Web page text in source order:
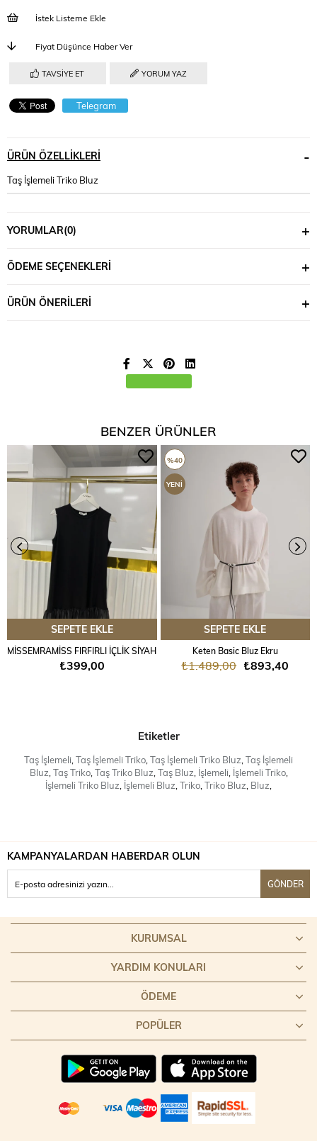
İstek Listeme Ekle
Fiyat Düşünce Haber Ver
TAVSIYE ET YORUM YAZ
Telegram
ÜRÜN ÖZELLIKLERI
Taş İşlemeli Triko Bluz
YORUMLAR(0)
ÖDEME SEÇENEKLERI
ÜRÜN ÖNERILERI
BENZER ÜRÜNLER
SEPETE EKLE
MİSSEMRAMİSS FIRFIRLI İÇLİK SİYAH
₺399,00
SEPETE EKLE
Keten Basic Bluz Ekru
₺893,40
₺1.489,00
%40
YENI
Etiketler
Taş İşlemeli Taş İşlemeli Triko Taş İşlemeli Triko Bluz Taş İşlemeli
Bluz Taş Triko, Taş Triko Bluz Taş Bluz İşlemeli, İşlemeli Triko,
İşlemeli Triko Bluz İşlemeli Bluz Triko Triko Bluz Bluz
KAMPANYALARDAN HABERDAR OLUN
GÖNDER
KURUMSAL
YARDIM KONULARI
ÖDEME
POPÜLER